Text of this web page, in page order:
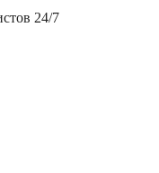
24/7